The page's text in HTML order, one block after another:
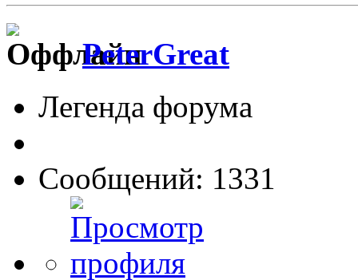
PeterGreat
Легенда форума
Сообщений: 1331